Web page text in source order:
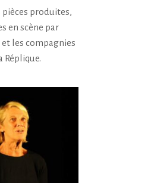
pièces produites,
en scène par
et les compagnies
Réplique.